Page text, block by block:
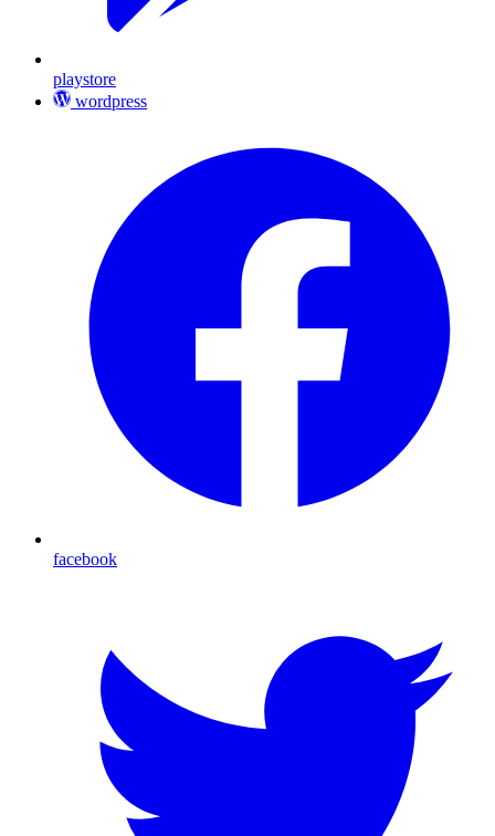
playstore
wordpress
facebook